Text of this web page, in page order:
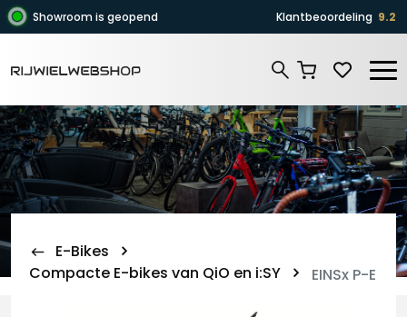
Zoeken
Showroom is geopend Klantbeoordeling 9.2
E-Bikes
Compacte E-bikes van QiO en i:SY
EINSx P-E